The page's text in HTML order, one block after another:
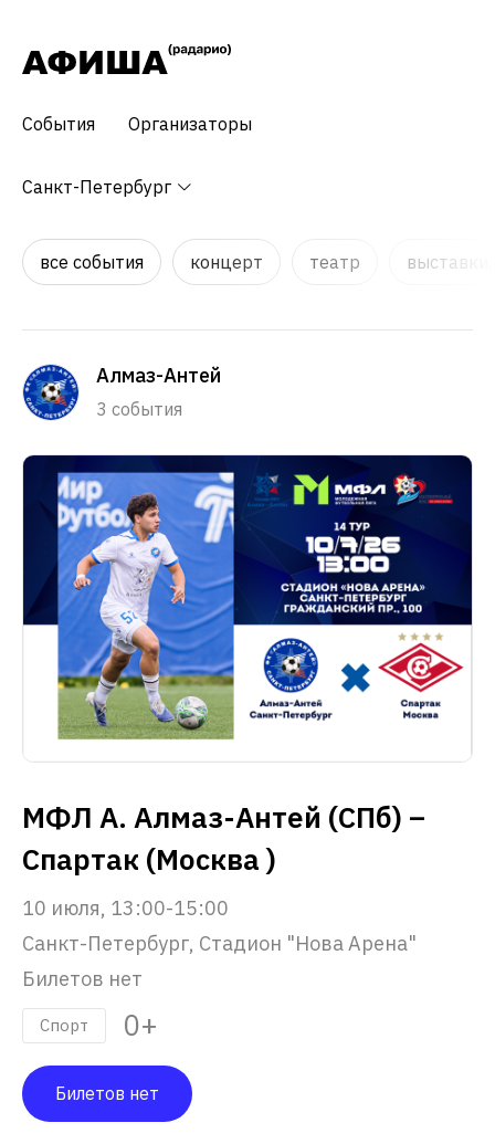
События Организаторы
Санкт-Петербург
все события концерт театр
Алмаз-Антей
3 события
МФЛ А. Алмаз-Антей (СПб) –
Спартак (Москва )
10 июля, 13:00-15:00
Санкт-Петербург, Стадион "Нова Арена"
Билетов нет
Спорт 0+
Билетов нет